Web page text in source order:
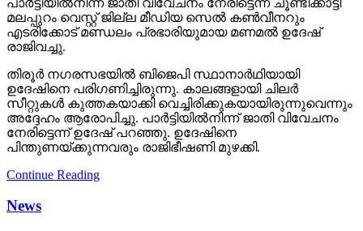
മലപ്പുറം വെസ്റ്റ് ജില്ല മീഡിയ സെല്‍ കണ്‍വീനറും
എടരിക്കോട് മണ്ഡലം പ്രഭാരിയുമായ മണമല്‍ ഉദേഷ്
രാജിവച്ചു.
തിരൂര്‍ നഗരസഭയില്‍ ബിജെപി സ്ഥാനാര്‍ഥിയായി
ഉദേഷിനെ പരിഗണിച്ചിരുന്നു. കാലങ്ങളായി ചിലര്‍
സീറ്റുകള്‍ കുത്തകയാക്കി വെച്ചിരിക്കുകയായിരുന്നുവെന്നും
അദ്ദേഹം ആരോപിച്ചു. പാര്‍ട്ടിയില്‍നിന്ന് ജാതി വിവേചനം
നേരിട്ടെന്ന് ഉദേഷ് പറഞ്ഞു. ഉദേഷിനെ
പിന്തുണയ്ക്കുന്നവരും രാജിഭീഷണി മുഴക്കി.
Continue Reading
News